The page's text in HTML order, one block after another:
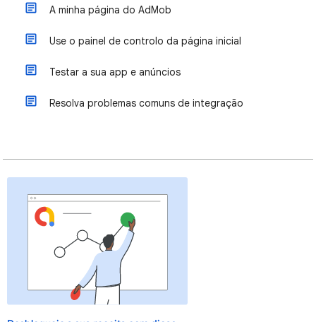
A minha página do AdMob
Use o painel de controlo da página inicial
Testar a sua app e anúncios
Resolva problemas comuns de integração